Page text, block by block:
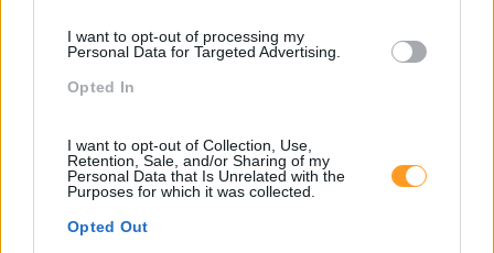
I want to opt-out of processing my
Personal Data for Targeted Advertising.
Opted In
I want to opt-out of Collection, Use,
Retention, Sale, and/or Sharing of my
Personal Data that Is Unrelated with the
Purposes for which it was collected.
Opted Out
Perspetivas
Pessoas
Recursos Humanos
Sem Categoria
Sustentabilidade